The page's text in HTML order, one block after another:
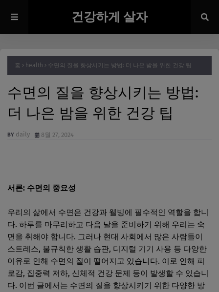
건강하게 살자
홈 health 수면의 질을 향상시키는 방법: 더 나은 밤을 위한 건강 팁
수면의 질을 향상시키는 방법:
더 나은 밤을 위한 건강 팁
daily 8월 27, 2024
서론: 수면의 중요성
우리의 삶에서 수면은 건강과 웰빙에 필수적인 역할을 합니
다. 하루를 마무리하고 다음 날을 준비하기 위해 우리는 숙
면을 취해야 합니다. 그러나 현대 사회에서 많은 사람들이
스트레스, 불규칙한 생활 습관, 디지털 기기 사용 등 다양한
이유로 인해 수면의 질이 떨어지고 있습니다. 이로 인해 피
로감, 집중력 저하, 신체적 건강 문제 등이 발생할 수 있습니
다. 이번 글에서는 수면의 질을 향상시키기 위한 다양한 방